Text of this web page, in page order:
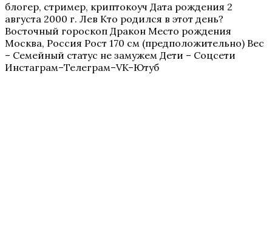
блогер, стример, криптокоуч Дата рождения 2
августа 2000 г. Лев Кто родился в этот день?
Восточный гороскоп Дракон Место рождения
Москва, Россия Рост 170 см (предположительно) Вес
– Семейный статус не замужем Дети – Соцсети
Инстаграм–Телеграм–VK–Ютуб